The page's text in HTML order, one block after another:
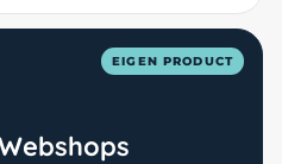
EIGEN PRODUCT